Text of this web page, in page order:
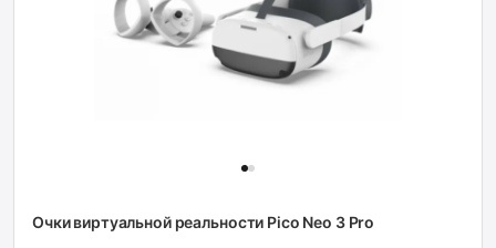
Очки виртуальной реальности Pico Neo 3 Pro